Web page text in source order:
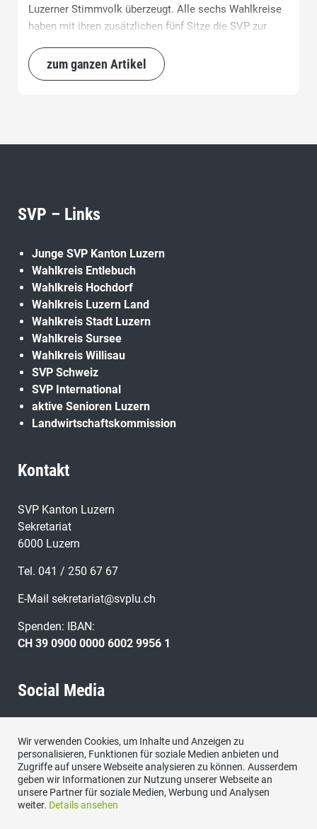
Luzerner Stimmvolk überzeugt. Alle sechs Wahlkreise
haben mit ihren zusätzlichen fünf Sitze die SVP zur
zum ganzen Artikel
SVP – Links
Junge SVP Kanton Luzern
Wahlkreis Entlebuch
Wahlkreis Hochdorf
Wahlkreis Luzern Land
Wahlkreis Stadt Luzern
Wahlkreis Sursee
Wahlkreis Willisau
SVP Schweiz
SVP International
aktive Senioren Luzern
Landwirtschaftskommission
Kontakt
SVP Kanton Luzern
Sekretariat
6000 Luzern
Tel. 041 / 250 67 67
E-Mail sekretariat@svplu.ch
Spenden: IBAN:
CH 39 0900 0000 6002 9956 1
Social Media
Wir verwenden Cookies, um Inhalte und Anzeigen zu
personalisieren, Funktionen für soziale Medien anbieten und
Zugriffe auf unsere Webseite analysieren zu können. Ausserdem
geben wir Informationen zur Nutzung unserer Webseite an
unsere Partner für soziale Medien, Werbung und Analysen
weiter. Details ansehen